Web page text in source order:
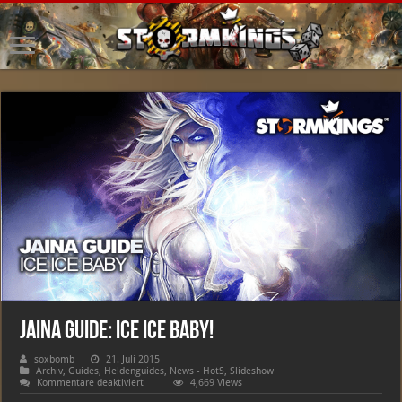
Jaina Guide: Ice Ice Baby!
soxbomb
21. Juli 2015
Archiv,Guides, Heldenguides, News - HotS,Slideshow
Kommentare deaktiviertfür
Jaina
4,669 Views